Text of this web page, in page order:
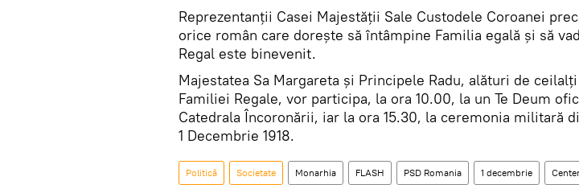
Reprezentanţii Casei Majestăţii Sale Custodele Coroanei
orice român care doreşte să întâmpine Familia egală şi să
Regal este binevenit.
Majestatea Sa Margareta și Principele Radu, alături de
Familiei Regale, vor participa, la ora 10.00, la un Te Deum
Catedrala Încoronării, iar la ora 15.30, la ceremonia militară
1 Decembrie 1918.
Politică Societate Monarhia FLASH PSD Romania 1 decembrie